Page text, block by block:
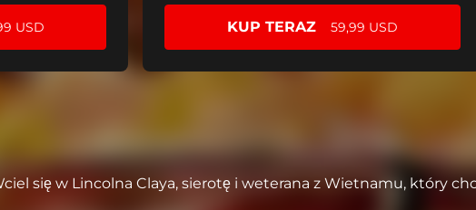
USD KUP TERAZ 59,99 USD
się w Lincolna Claya, sierotę i weterana z Wietnamu, który